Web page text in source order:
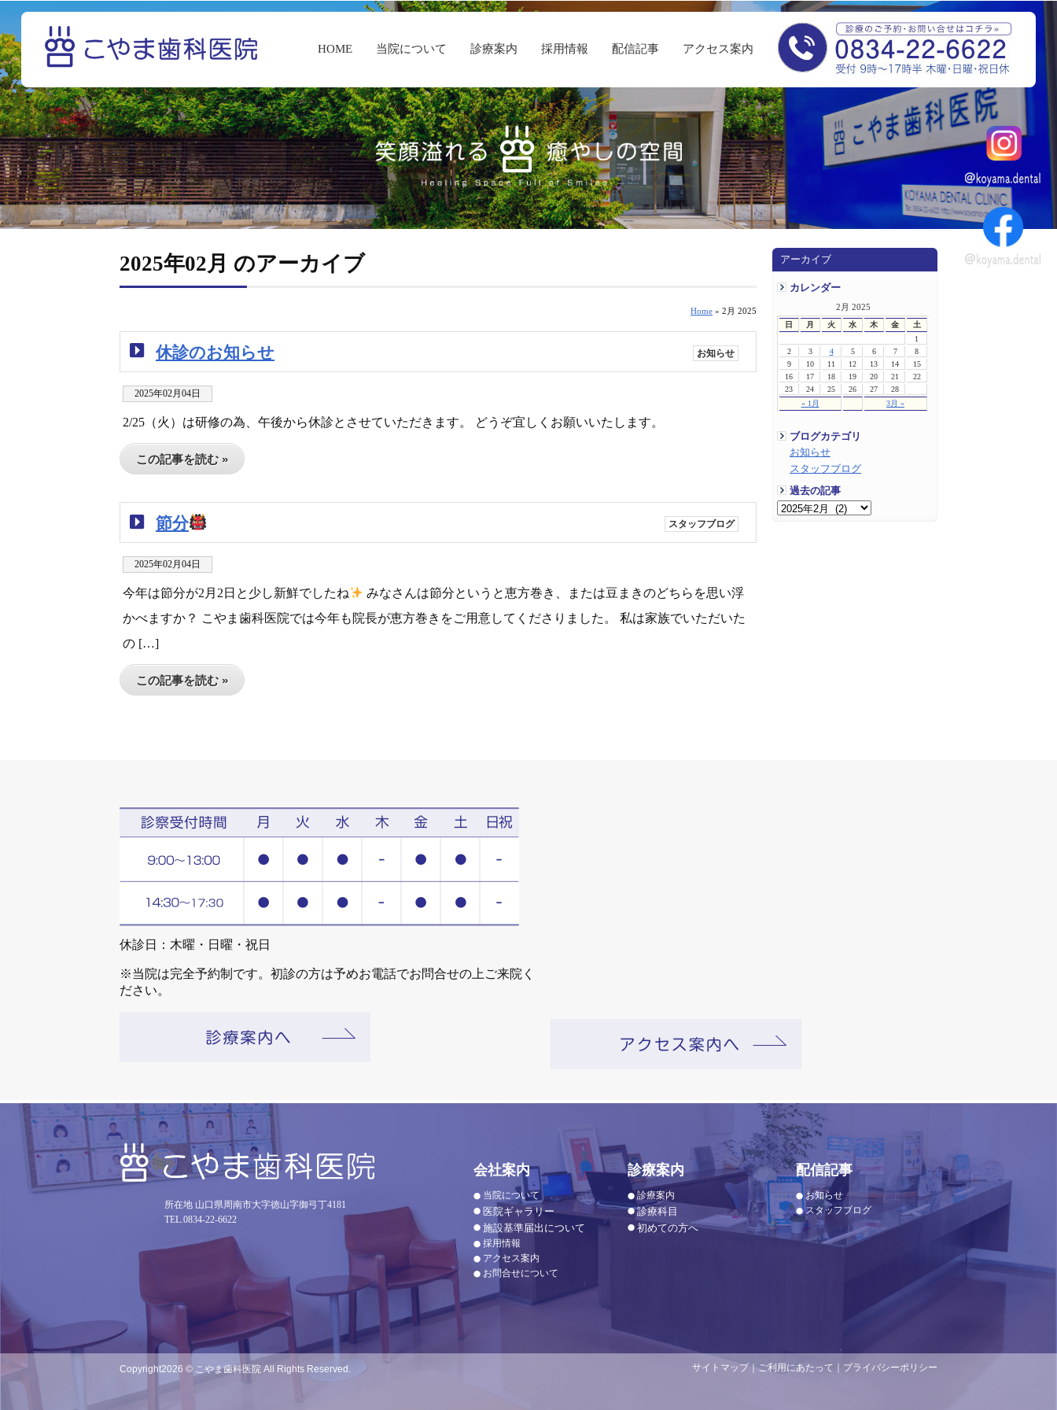
HOME 当院について 診療案内 採用情報 配信記事 アクセス案内
アーカイブ
カレンダー
2月 2025
日 月 火 水 木 金 土
« 1月 3月 »
1
2
3 4 5 6 7
8
9
10 11 12 13 14
15
16
17 18 19 20 21
22
23
24 25 26 27 28
ブログカテゴリ
お知らせ
スタッフブログ
過去の記事
2025年02月 のアーカイブ
Home » 2月 2025
休診のお知らせ お知らせ
2025年02月04日
2/25（火）は研修の為、午後から休診とさせていただきます。 どうぞ宜しくお願いいたします。
この記事を読む »
節分 スタッフブログ
2025年02月04日
今年は節分が2月2日と少し新鮮でしたね
みなさんは節分というと恵方巻き、または豆まきのどちらを思い浮
かべますか？ こやま歯科医院では今年も院長が恵方巻きをご用意してくださりました。 私は家族でいただいた
の […]
この記事を読む »
休診日：木曜・日曜・祝日
※当院は完全予約制です。初診の方は予めお電話でお問合せの上ご来院く
ださい。
所在地 山口県周南市大字徳山字御弓丁4181
TEL.0834-22-6622
会社案内
当院について
医院ギャラリー
施設基準届出について
採用情報
アクセス案内
お問合せについて
診療案内
診療案内
診療科目
初めての方へ
配信記事
お知らせ
スタッフブログ
Copyright2026 © こやま歯科医院 All Rights Reserved. サイトマップ｜ ご利用にあたって プライバシーポリシー